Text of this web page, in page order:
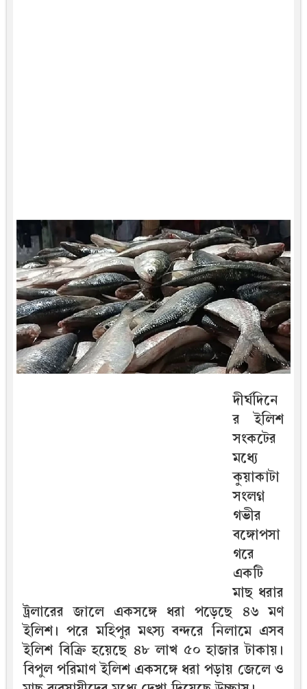
দীর্ঘদিনে
র ইলিশ
সংকটের
মধ্যে
কুয়াকাটা
সংলগ্ন
গভীর
বঙ্গোপসা
গরে
একটি
মাছ ধরার
ট্রলারের জালে একসঙ্গে ধরা পড়েছে ৪৬ মণ
ইলিশ। পরে মহিপুর মৎস্য বন্দরে নিলামে এসব
ইলিশ বিক্রি হয়েছে ৪৮ লাখ ৫০ হাজার টাকায়।
বিপুল পরিমাণ ইলিশ একসঙ্গে ধরা পড়ায় জেলে ও